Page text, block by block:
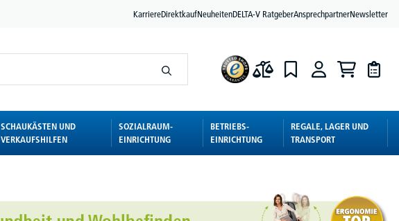
KarriereDirektkaufNeuheitenDELTA-V RatgeberAnsprechpartnerNewsletter
SCHAUKÄSTEN UND
VERKAUFSHILFEN
SOZIALRAUM-
EINRICHTUNG
BETRIEBS-
EINRICHTUNG
REGALE, LAGER UND
TRANSPORT